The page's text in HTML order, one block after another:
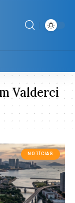
Valderci
NOTÍCIAS